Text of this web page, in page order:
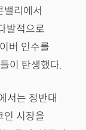
밸리에서
발적으로
버 인수를
이 탄생했다.
서는 정반대
인 시장을